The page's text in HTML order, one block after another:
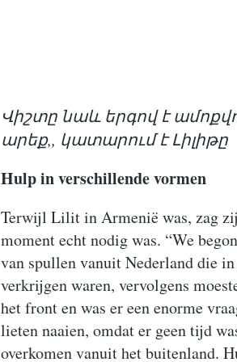
Վիշտը նաև երգով է
արեք,, կատարում է Լիլիթը
Hulp in verschillende vormen
Terwijl Lilit in Armenië was, zag
moment echt nodig was. “We
van spullen vanuit Nederland die
verkrijgen waren, vervolgens
het front en was er een enorme
lieten naaien, omdat er geen tijd
overkomen vanuit het buitenland.